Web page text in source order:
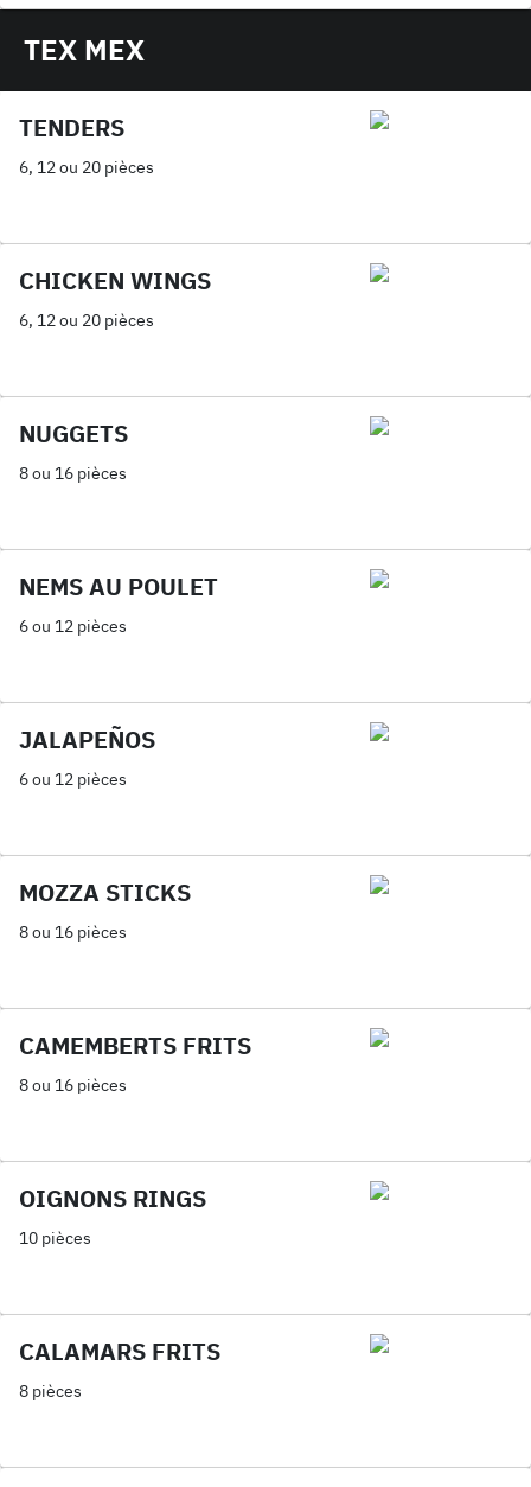
TEX MEX
TENDERS
6, 12 ou 20 pièces
CHICKEN WINGS
6, 12 ou 20 pièces
NUGGETS
8 ou 16 pièces
NEMS AU POULET
6 ou 12 pièces
JALAPEÑOS
6 ou 12 pièces
MOZZA STICKS
8 ou 16 pièces
CAMEMBERTS FRITS
8 ou 16 pièces
OIGNONS RINGS
10 pièces
CALAMARS FRITS
8 pièces